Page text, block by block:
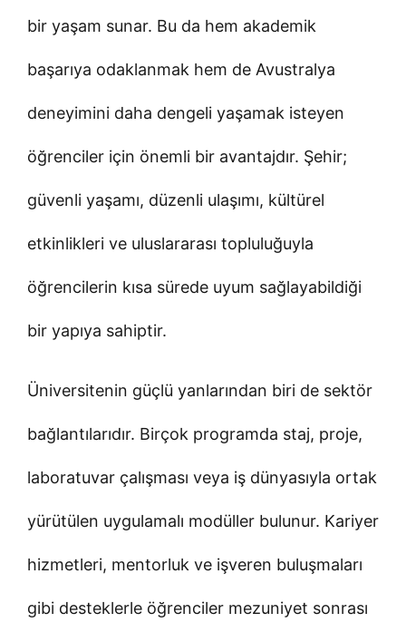
bir yaşam sunar. Bu da hem akademik
başarıya odaklanmak hem de Avustralya
deneyimini daha dengeli yaşamak isteyen
öğrenciler için önemli bir avantajdır. Şehir;
güvenli yaşamı, düzenli ulaşımı, kültürel
etkinlikleri ve uluslararası topluluğuyla
öğrencilerin kısa sürede uyum sağlayabildiği
bir yapıya sahiptir.
Üniversitenin güçlü yanlarından biri de sektör
bağlantılarıdır. Birçok programda staj, proje,
laboratuvar çalışması veya iş dünyasıyla ortak
yürütülen uygulamalı modüller bulunur. Kariyer
hizmetleri, mentorluk ve işveren buluşmaları
gibi desteklerle öğrenciler mezuniyet sonrası